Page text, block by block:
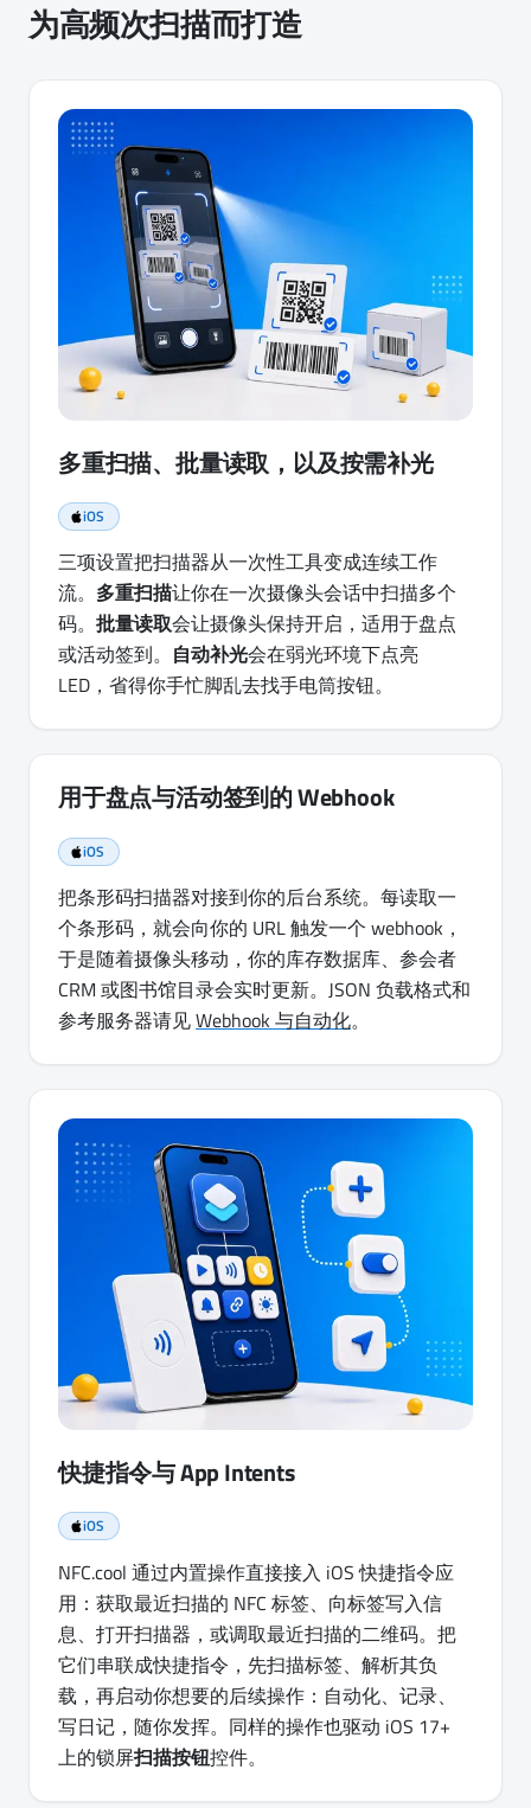
为高频次扫描而打造
多重扫描、批量读取，以及按需补光
iOS
三项设置把扫描器从一次性工具变成连续工作
流。 多重扫描让你在一次摄像头会话中扫描多个
码。 批量读取会让摄像头保持开启，适用于盘点
或活动签到。 自动补光会在弱光环境下点亮
LED，省得你手忙脚乱去找手电筒按钮。
用于盘点与活动签到的 Webhook
iOS
把条形码扫描器对接到你的后台系统。每读取一
个条形码，就会向你的 URL 触发一个 webhook，
于是随着摄像头移动，你的库存数据库、参会者
CRM 或图书馆目录会实时更新。JSON 负载格式和
参考服务器请见Webhook 与自动化。
快捷指令与 App Intents
iOS
NFC.cool 通过内置操作直接接入 iOS 快捷指令应
用：获取最近扫描的 NFC 标签、向标签写入信
息、打开扫描器，或调取最近扫描的二维码。把
它们串联成快捷指令，先扫描标签、解析其负
载，再启动你想要的后续操作：自动化、记录、
写日记，随你发挥。同样的操作也驱动 iOS 17+
上的锁屏扫描按钮控件。